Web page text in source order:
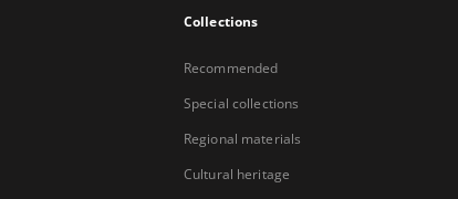
Collections
Recommended
Special collections
Regional materials
Cultural heritage